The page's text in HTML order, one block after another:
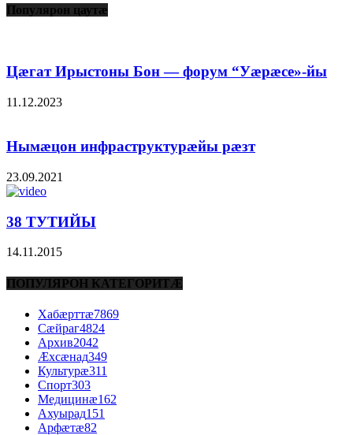
Популярон цаутæ
Цæгат Ирыстоны Бон — форум “Уæрæсе»-йы
11.12.2023
Нымæцон инфраструктурæйы рæзт
23.09.2021
38 ТУТИЙЫ
14.11.2015
ПОПУЛЯРОН КАТЕГОРИТÆ
Хабæрттæ7869
Сæйраг4824
Архив2042
Æхсæнад349
Культурæ311
Спорт303
Медицинæ162
Ахуырад151
Арфæтæ82